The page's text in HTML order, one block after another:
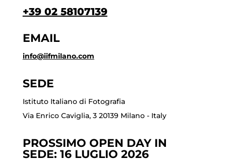
+39 02 58107139
EMAIL
info@iifmilano.com
SEDE
Istituto Italiano di Fotografia
Via Enrico Caviglia, 3 20139 Milano - Italy
PROSSIMO OPEN DAY IN
SEDE: 16 LUGLIO 2026